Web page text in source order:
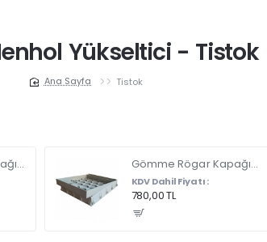
Yükseltici - Tistok
Tistok
Gömme Rögar Kapağı - Seramik - Fayans Ve Mermer Zeminlerde - Gizli Çerçeve Kapak 35 X 35 - ÇİFT KULPLU Gömme Rögar Kapağı - Seramik - Fayans Ve Mermer Zeminlerde Gizli Çerçeve Kapak 55 x 55 - ÇİFT KULPLU
KDV Dahil Fiyatı :
780,00 TL